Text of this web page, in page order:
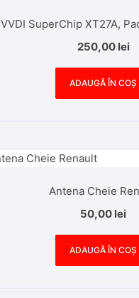
VVDI SuperChip XT27A,
250,00 lei
ADAUGĂ ÎN COȘ
Antena Cheie
50,00 lei
ADAUGĂ ÎN COȘ